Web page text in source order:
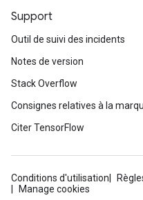
Support
Outil de suivi des incidents
Notes de version
Stack Overflow
Consignes relatives à la
Citer TensorFlow
Conditions d'utilisation
Manage cookies